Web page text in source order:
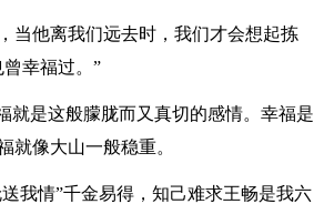
当他离我们远去时，我们才会想起拣
幸福过。”
就是这般朦胧而又真切的感情。幸福是
就像大山一般稳重。
我情”千金易得，知己难求王畅是我六